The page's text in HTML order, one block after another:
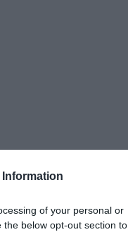
Information
of your personal or
below opt-out section to